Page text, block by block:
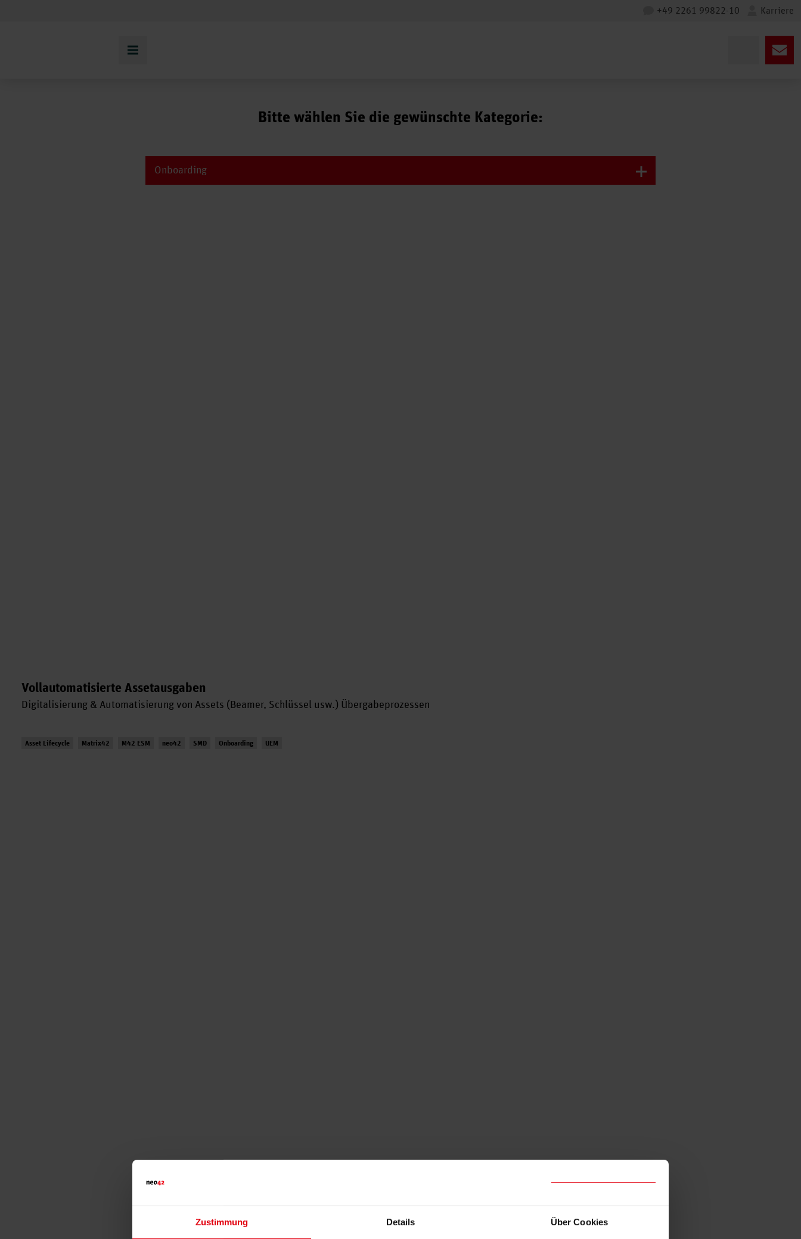
Zustimmung Details Über Cookies
+49 2261 99822-10 Karriere
Bitte wählen Sie die gewünschte Kategorie:
Onboarding
Vollautomatisierte Assetausgaben
Digitalisierung & Automatisierung von Assets (Beamer, Schlüssel usw.) Übergabeprozessen
Asset Lifecycle Matrix42 M42 ESM neo42 SMD Onboarding UEM